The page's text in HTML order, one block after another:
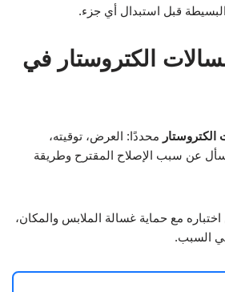
قبل استبدال أي جزء.
الكتروستار في
محددًا: العرض، توقيته،
اسأل عن سبب الإصلاح المقترح وطريقة
مع حماية غسالة الملابس والمكان،
السبب.